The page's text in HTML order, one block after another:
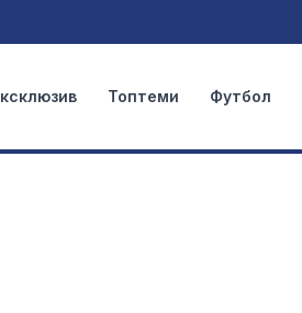
Топтеми Футбол